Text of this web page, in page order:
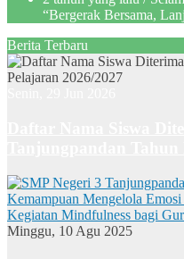
“Bergerak Bersama,
Berita Terbaru
Minggu, 10 Agu 2025